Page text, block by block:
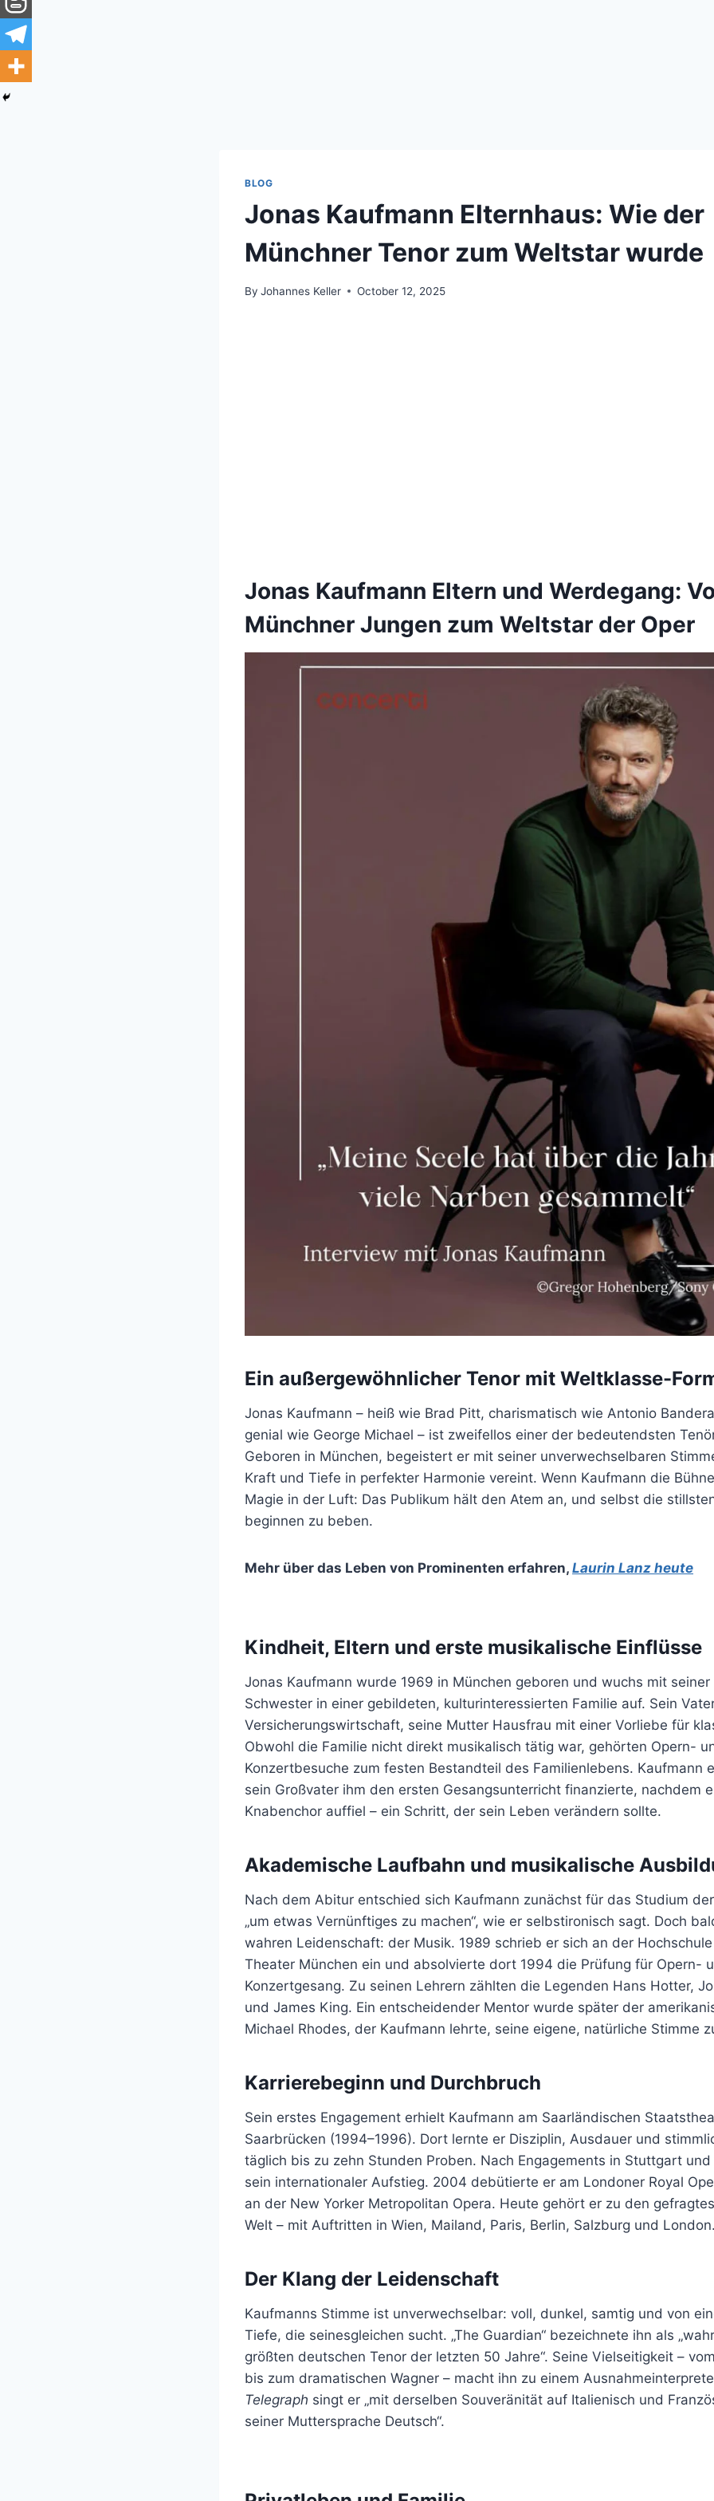
BLOG
Jonas Kaufmann Elternhaus: Wie der
Münchner Tenor zum Weltstar wurde
By Johannes Keller October 12, 2025
Jonas Kaufmann Eltern und Werdegang:
Münchner Jungen zum Weltstar der Oper
Ein außergewöhnlicher Tenor mit Weltklasse-
Jonas Kaufmann – heiß wie Brad Pitt, charismatisch wie Antonio
genial wie George Michael – ist zweifellos einer der bedeutendsten
Geboren in München, begeistert er mit seiner unverwechselbaren
Kraft und Tiefe in perfekter Harmonie vereint. Wenn Kaufmann die
Magie in der Luft: Das Publikum hält den Atem an, und selbst die
beginnen zu beben.
Mehr über das Leben von Prominenten erfahren, Laurin Lanz heute
Kindheit, Eltern und erste musikalische Einflüsse
Jonas Kaufmann wurde 1969 in München geboren und wuchs mit seiner
Schwester in einer gebildeten, kulturinteressierten Familie auf. Sein
Versicherungswirtschaft, seine Mutter Hausfrau mit einer Vorliebe für
Obwohl die Familie nicht direkt musikalisch tätig war, gehörten Opern-
Konzertbesuche zum festen Bestandteil des Familienlebens. Kaufmann
sein Großvater ihm den ersten Gesangsunterricht finanzierte, nachdem
Knabenchor auffiel – ein Schritt, der sein Leben verändern sollte.
Akademische Laufbahn und musikalische
Nach dem Abitur entschied sich Kaufmann zunächst für das Studium
„um etwas Vernünftiges zu machen“, wie er selbstironisch sagt. Doch
wahren Leidenschaft: der Musik. 1989 schrieb er sich an der
Theater München ein und absolvierte dort 1994 die Prüfung für Opern-
Konzertgesang. Zu seinen Lehrern zählten die Legenden Hans Hotter,
und James King. Ein entscheidender Mentor wurde später der
Michael Rhodes, der Kaufmann lehrte, seine eigene, natürliche Stimme
Karrierebeginn und Durchbruch
Sein erstes Engagement erhielt Kaufmann am Saarländischen
Saarbrücken (1994–1996). Dort lernte er Disziplin, Ausdauer und
täglich bis zu zehn Stunden Proben. Nach Engagements in Stuttgart
sein internationaler Aufstieg. 2004 debütierte er am Londoner Royal
an der New Yorker Metropolitan Opera. Heute gehört er zu den
Welt – mit Auftritten in Wien, Mailand, Paris, Berlin, Salzburg und
Der Klang der Leidenschaft
Kaufmanns Stimme ist unverwechselbar: voll, dunkel, samtig und von
Tiefe, die seinesgleichen sucht. „The Guardian“ bezeichnete ihn als
größten deutschen Tenor der letzten 50 Jahre“. Seine Vielseitigkeit –
bis zum dramatischen Wagner – macht ihn zu einem
Telegraph singt er „mit derselben Souveränität auf Italienisch und
seiner Muttersprache Deutsch“.